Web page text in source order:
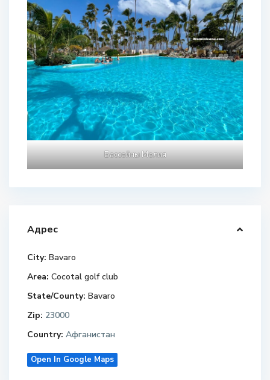
Бассейны Мелия
Адрес
City: Bavaro
Area: Cocotal golf club
State/County: Bavaro
Zip: 23000
Country: Афганистан
Open In Google Maps